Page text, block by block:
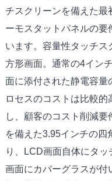
チスクリーンを備えた最
ーモスタットパネルの要
います。 容量性タッチス
方形画面。通常の4イン
面に添付された静電容量
ロセスのコストは比較
し、顧客のコスト削減
を備えた3.95インチの四
り、LCD画面自体にタ
画面にカバーグラスが付